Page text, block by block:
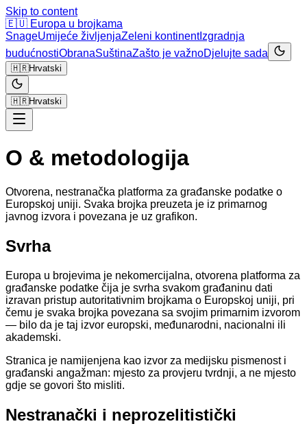
Skip to content
🇪🇺 Europa u brojkama
SnageUmijeće življenjaZeleni kontinentIzgradnja
budućnostiObranaSuštinaZašto je važnoDjelujte sada
🇭🇷Hrvatski
🇭🇷Hrvatski
O & metodologija
Otvorena, nestranačka platforma za građanske podatke o
Europskoj uniji. Svaka brojka preuzeta je iz primarnog
javnog izvora i povezana je uz grafikon.
Svrha
Europa u brojevima je nekomercijalna, otvorena platforma za
građanske podatke čija je svrha svakom građaninu dati
izravan pristup autoritativnim brojkama o Europskoj uniji, pri
čemu je svaka brojka povezana sa svojim primarnim izvorom
— bilo da je taj izvor europski, međunarodni, nacionalni ili
akademski.
Stranica je namijenjena kao izvor za medijsku pismenost i
građanski angažman: mjesto za provjeru tvrdnji, a ne mjesto
gdje se govori što misliti.
Nestranački i neprozelitistički